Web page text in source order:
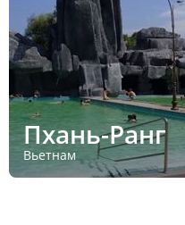
Пхань-Ранг
Вьетнам